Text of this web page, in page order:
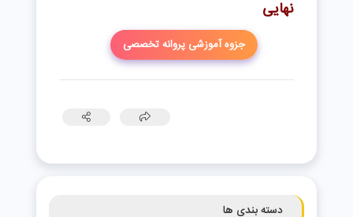
دسته بندی ها
نهایی
جزوه آموزشی پروانه تخصصی